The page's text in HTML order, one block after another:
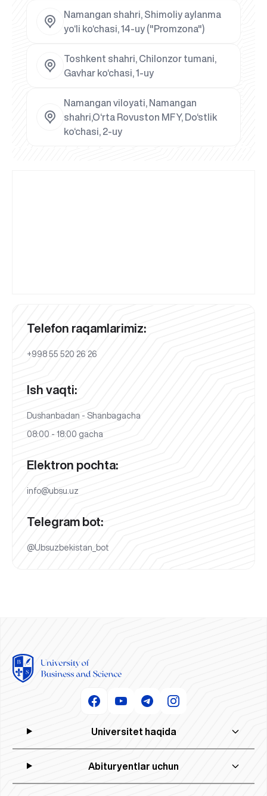
Namangan shahri, Shimoliy aylanma
yo‘li ko‘chasi, 14-uy ("Promzona")
Toshkent shahri, Chilonzor tumani,
Gavhar ko‘chasi, 1-uy
Namangan viloyati, Namangan
shahri,O‘rta Rovuston MFY, Do‘stlik
ko‘chasi, 2-uy
Telefon raqamlarimiz:
+998 55 520 26 26
Ish vaqti:
Dushanbadan - Shanbagacha
08:00 - 18:00 gacha
Elektron pochta:
info@ubsu.uz
Telegram bot:
@Ubsuzbekistan_bot
Universitet haqida
Abituryentlar uchun